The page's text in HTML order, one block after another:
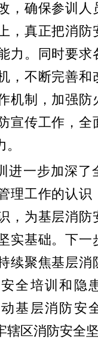
，确保参训人
，真正把消防
力。同时要求
，不断完善和
机制，加强防
宣传工作，全
进一步加深了
理工作的认识
，为基层消防
实基础。下一
续聚焦基层消
全培训和隐
基层消防安
辖区消防安全坚